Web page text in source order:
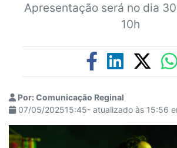
Apresentação será no dia
10h
Por: Comunicação Reginal
07/05/202515:45- atualizado às 15:56